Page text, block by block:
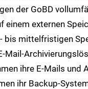
der GoBD
einem externen
bis mittelfristigen
Mail-
ihre E-Mails und
ihr Backup-